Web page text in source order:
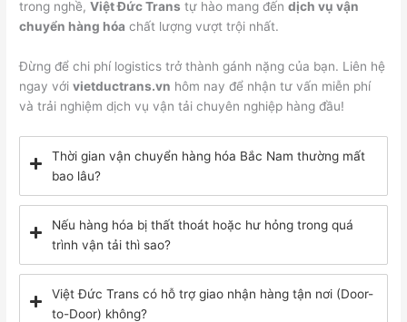
trong nghề,Việt Đức Trans tự hào mang đếndịch vụ vận
chuyển hàng hóa chất lượng vượt trội nhất.
Đừng để chi phí logistics trở thành gánh nặng của bạn. Liên hệ
ngay vớivietductrans.vn hôm nay để nhận tư vấn miễn phí
và trải nghiệm dịch vụ vận tải chuyên nghiệp hàng đầu!
Thời gian vận chuyển hàng hóa Bắc Nam thường mất
bao lâu?
Nếu hàng hóa bị thất thoát hoặc hư hỏng trong quá
trình vận tải thì sao?
Việt Đức Trans có hỗ trợ giao nhận hàng tận nơi (Door-
to-Door) không?